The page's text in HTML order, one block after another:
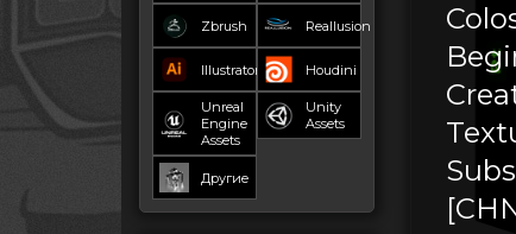
Zbrush Reallusion
Illustrator Houdini
Unreal
Engine
Assets
Unity
Assets
Другие